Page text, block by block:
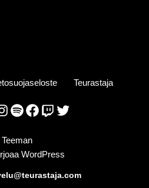
Teurastaja
Teeman
WordPress